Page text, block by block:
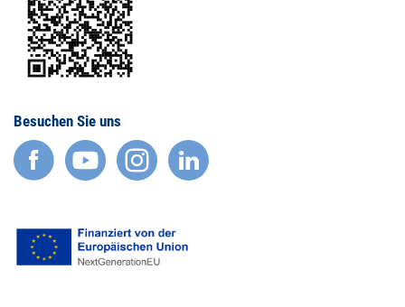
Besuchen Sie uns
facebook
YouTube
Instagram